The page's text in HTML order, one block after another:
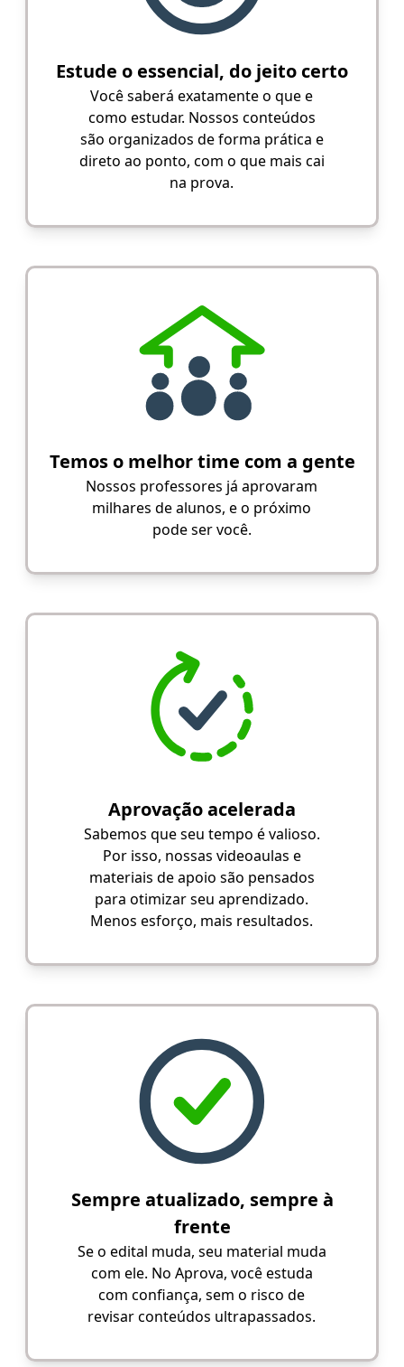
Estude o essencial, do jeito certo
Você saberá exatamente o que e
como estudar. Nossos conteúdos
são organizados de forma prática e
direto ao ponto, com o que mais cai
na prova.
Temos o melhor time com a gente
Nossos professores já aprovaram
milhares de alunos, e o próximo
pode ser você.
Aprovação acelerada
Sabemos que seu tempo é valioso.
Por isso, nossas videoaulas e
materiais de apoio são pensados
para otimizar seu aprendizado.
Menos esforço, mais resultados.
Sempre atualizado, sempre à
frente
Se o edital muda, seu material muda
com ele. No Aprova, você estuda
com confiança, sem o risco de
revisar conteúdos ultrapassados.